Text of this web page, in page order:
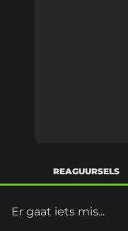
REAGUURSELS
Er gaat iets mis...